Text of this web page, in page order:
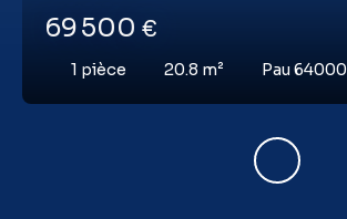
69 500 €
1 pièce 20.8 m² Pau 64000